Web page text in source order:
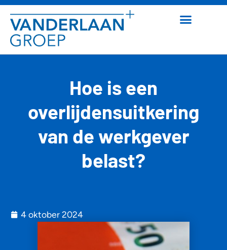
Hoe is een
overlijdensuitkering
van de werkgever
belast?
4 oktober 2024